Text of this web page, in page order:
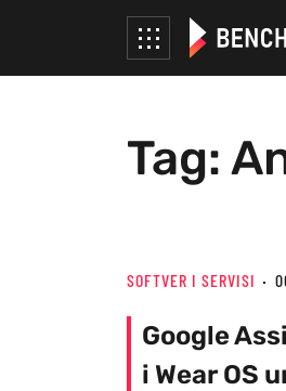
Tag:
SOFTVER I SERVISI
Google
i Wear OS